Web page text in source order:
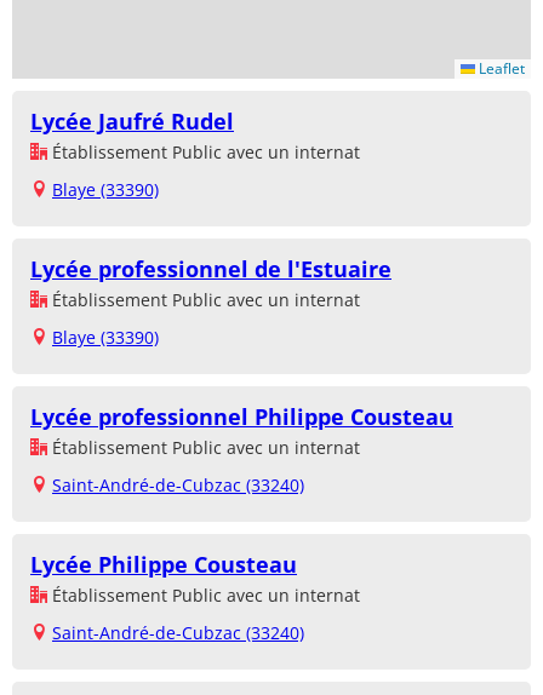
Leaflet
Lycée Jaufré Rudel
Établissement Public avec un internat
Blaye (33390)
Lycée professionnel de l'Estuaire
Établissement Public avec un internat
Blaye (33390)
Lycée professionnel Philippe Cousteau
Établissement Public avec un internat
Saint-André-de-Cubzac (33240)
Lycée Philippe Cousteau
Établissement Public avec un internat
Saint-André-de-Cubzac (33240)